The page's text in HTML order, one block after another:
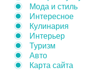
Мода и стиль
Интересное
Кулинария
Интерьер
Туризм
Авто
Карта сайта